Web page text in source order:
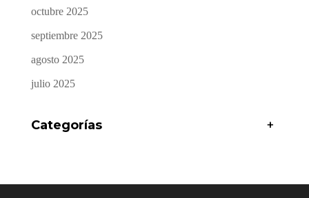
octubre 2025
septiembre 2025
agosto 2025
julio 2025
Categorías +